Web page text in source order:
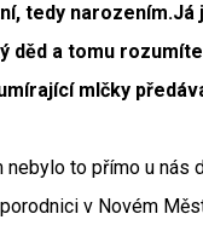
tedy
děd a tomu
mlčky
to přímo u nás
v Novém